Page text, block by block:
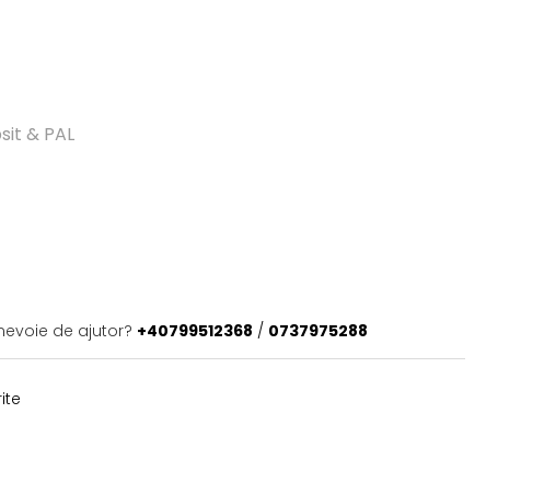
& PAL
de ajutor? +40799512368 / 0737975288